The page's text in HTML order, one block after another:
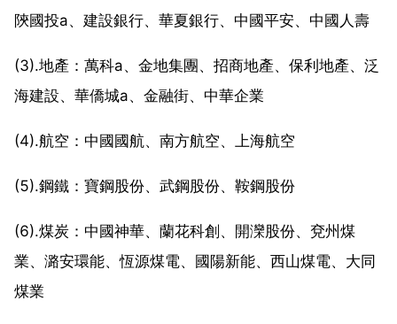
陝國投a、建設銀行、華夏銀行、中國平安、中國人壽
(3).地產：萬科a、金地集團、招商地產、保利地產、泛
海建設、華僑城a、金融街、中華企業
(4).航空：中國國航、南方航空、上海航空
(5).鋼鐵：寶鋼股份、武鋼股份、鞍鋼股份
(6).煤炭：中國神華、蘭花科創、開灤股份、兗州煤
業、潞安環能、恆源煤電、國陽新能、西山煤電、大同
煤業